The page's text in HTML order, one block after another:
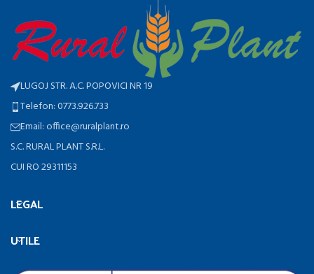
LUGOJ STR. A.C. POPOVICI NR 19
Telefon: 0773.926.733
Email: office@ruralplant.ro
S.C. RURAL PLANT S.R.L.
CUI RO 29311153
LEGAL
UTILE